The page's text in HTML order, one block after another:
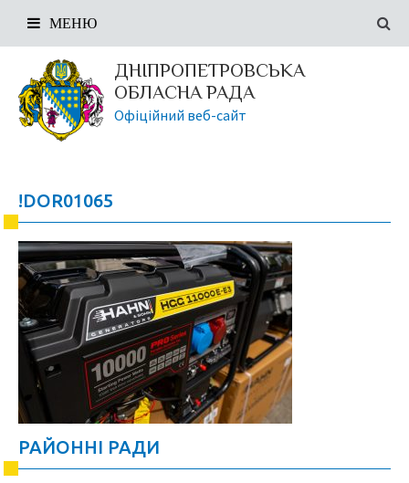
ДНІПРОПЕТРОВСЬКА
ОБЛАСНА РАДА
Офіційний веб-сайт
МЕНЮ
!DOR01065
РАЙОННІ РАДИ